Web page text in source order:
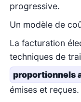
progressive.
Un modèle de
La facturation
techniques de
proportionnels
émises et reçues.